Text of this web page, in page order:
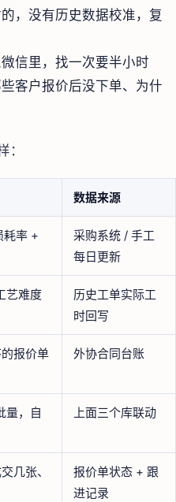
，没有历史数据校准，复
信里，找一次要半小时
客户报价后没下单、为什
：
数据来源
耗率 +
采购系统 / 手工
每日更新
艺难度
历史工单实际工
时回写
报价单 外协合同台账
量，自
上面三个库联动
几张、
报价单状态 + 跟
进记录